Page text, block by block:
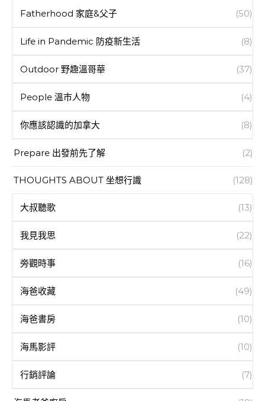
Fatherhood 家庭&父子 (50)
Life in Pandemic 防疫新生活 (8)
Outdoor 野趣溫哥華 (37)
People 溫市人物 (4)
你應該認識的加拿大 (8)
Prepare 出發前先了解 (2)
THOUGHTS ABOUT 坐想行識 (128)
大叔聽歌 (13)
我見我思 (22)
旁觀時事 (16)
海爸收藏 (49)
海爸書房 (10)
海馬影評 (10)
行銷評論 (7)